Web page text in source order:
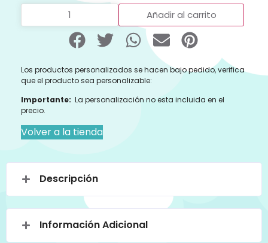
Añadir al carrito
Los productos personalizados se hacen bajo pedido, verifica
que el producto sea personalizable:
Importante: La personalización no esta incluida en el
precio.
Volver a la tienda
Descripción
Información Adicional